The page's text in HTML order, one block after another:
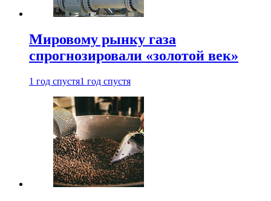
Мировому рынку газа
спрогнозировали «золотой век»
1 год спустя1 год спустя